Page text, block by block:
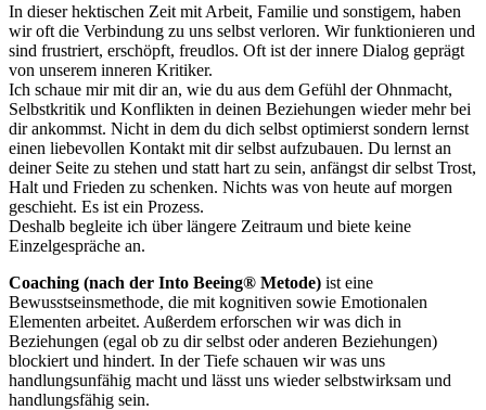
In dieser hektischen Zeit mit Arbeit, Familie und sonstigem, haben
wir oft die Verbindung zu uns selbst verloren. Wir funktionieren und
sind frustriert, erschöpft, freudlos. Oft ist der innere Dialog geprägt
von unserem inneren Kritiker.
Ich schaue mir mit dir an, wie du aus dem Gefühl der Ohnmacht,
Selbstkritik und Konflikten in deinen Beziehungen wieder mehr bei
dir ankommst. Nicht in dem du dich selbst optimierst sondern lernst
einen liebevollen Kontakt mit dir selbst aufzubauen. Du lernst an
deiner Seite zu stehen und statt hart zu sein, anfängst dir selbst Trost,
Halt und Frieden zu schenken. Nichts was von heute auf morgen
geschieht. Es ist ein Prozess.
Deshalb begleite ich über längere Zeitraum und biete keine
Einzelgespräche an.
Coaching (nach der Into Beeing® Metode) ist eine
Bewusstseinsmethode, die mit kognitiven sowie Emotionalen
Elementen arbeitet. Außerdem erforschen wir was dich in
Beziehungen (egal ob zu dir selbst oder anderen Beziehungen)
blockiert und hindert. In der Tiefe schauen wir was uns
handlungsunfähig macht und lässt uns wieder selbstwirksam und
handlungsfähig sein.